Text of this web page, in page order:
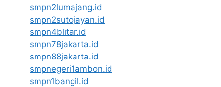
smpn2lumajang.id
smpn2sutojayan.id
smpn4blitar.id
smpn78jakarta.id
smpn88jakarta.id
smpnegeri1ambon.id
smpn1bangil.id